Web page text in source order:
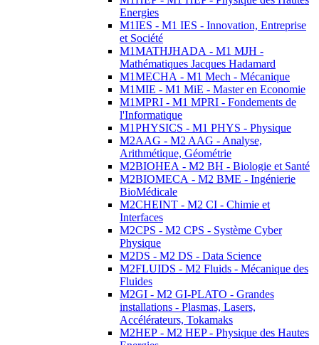
Energies
M1IES - M1 IES - Innovation, Entreprise
et Société
M1MATHJHADA - M1 MJH -
Mathématiques Jacques Hadamard
M1MECHA - M1 Mech - Mécanique
M1MIE - M1 MiE - Master en Economie
M1MPRI - M1 MPRI - Fondements de
l'Informatique
M1PHYSICS - M1 PHYS - Physique
M2AAG - M2 AAG - Analyse,
Arithmétique, Géométrie
M2BIOHEA - M2 BH - Biologie et Santé
M2BIOMECA - M2 BME - Ingénierie
BioMédicale
M2CHEINT - M2 CI - Chimie et
Interfaces
M2CPS - M2 CPS - Système Cyber
Physique
M2DS - M2 DS - Data Science
M2FLUIDS - M2 Fluids - Mécanique des
Fluides
M2GI - M2 GI-PLATO - Grandes
installations - Plasmas, Lasers,
Accélérateurs, Tokamaks
M2HEP - M2 HEP - Physique des Hautes